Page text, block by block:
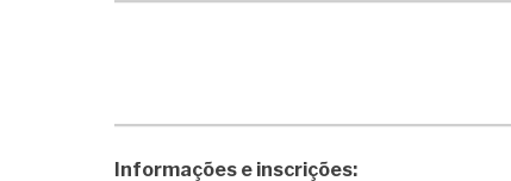
Informações e inscrições: